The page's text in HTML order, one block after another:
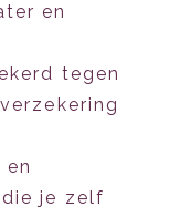
en
tegen
je zelf